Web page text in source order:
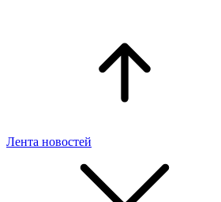
Лента новостей